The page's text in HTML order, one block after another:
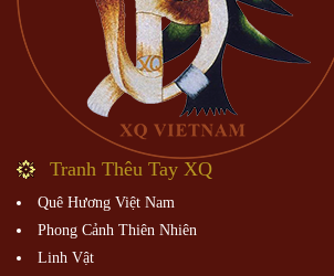
Tranh Thêu Tay XQ
Quê Hương Việt Nam
Phong Cảnh Thiên Nhiên
Linh Vật